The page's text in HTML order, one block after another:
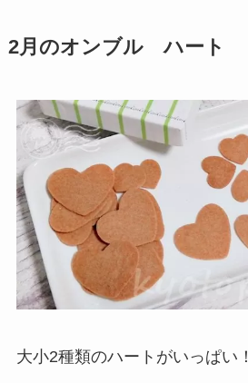
2月のオンブル ハート
大小2種類のハートがいっぱい！